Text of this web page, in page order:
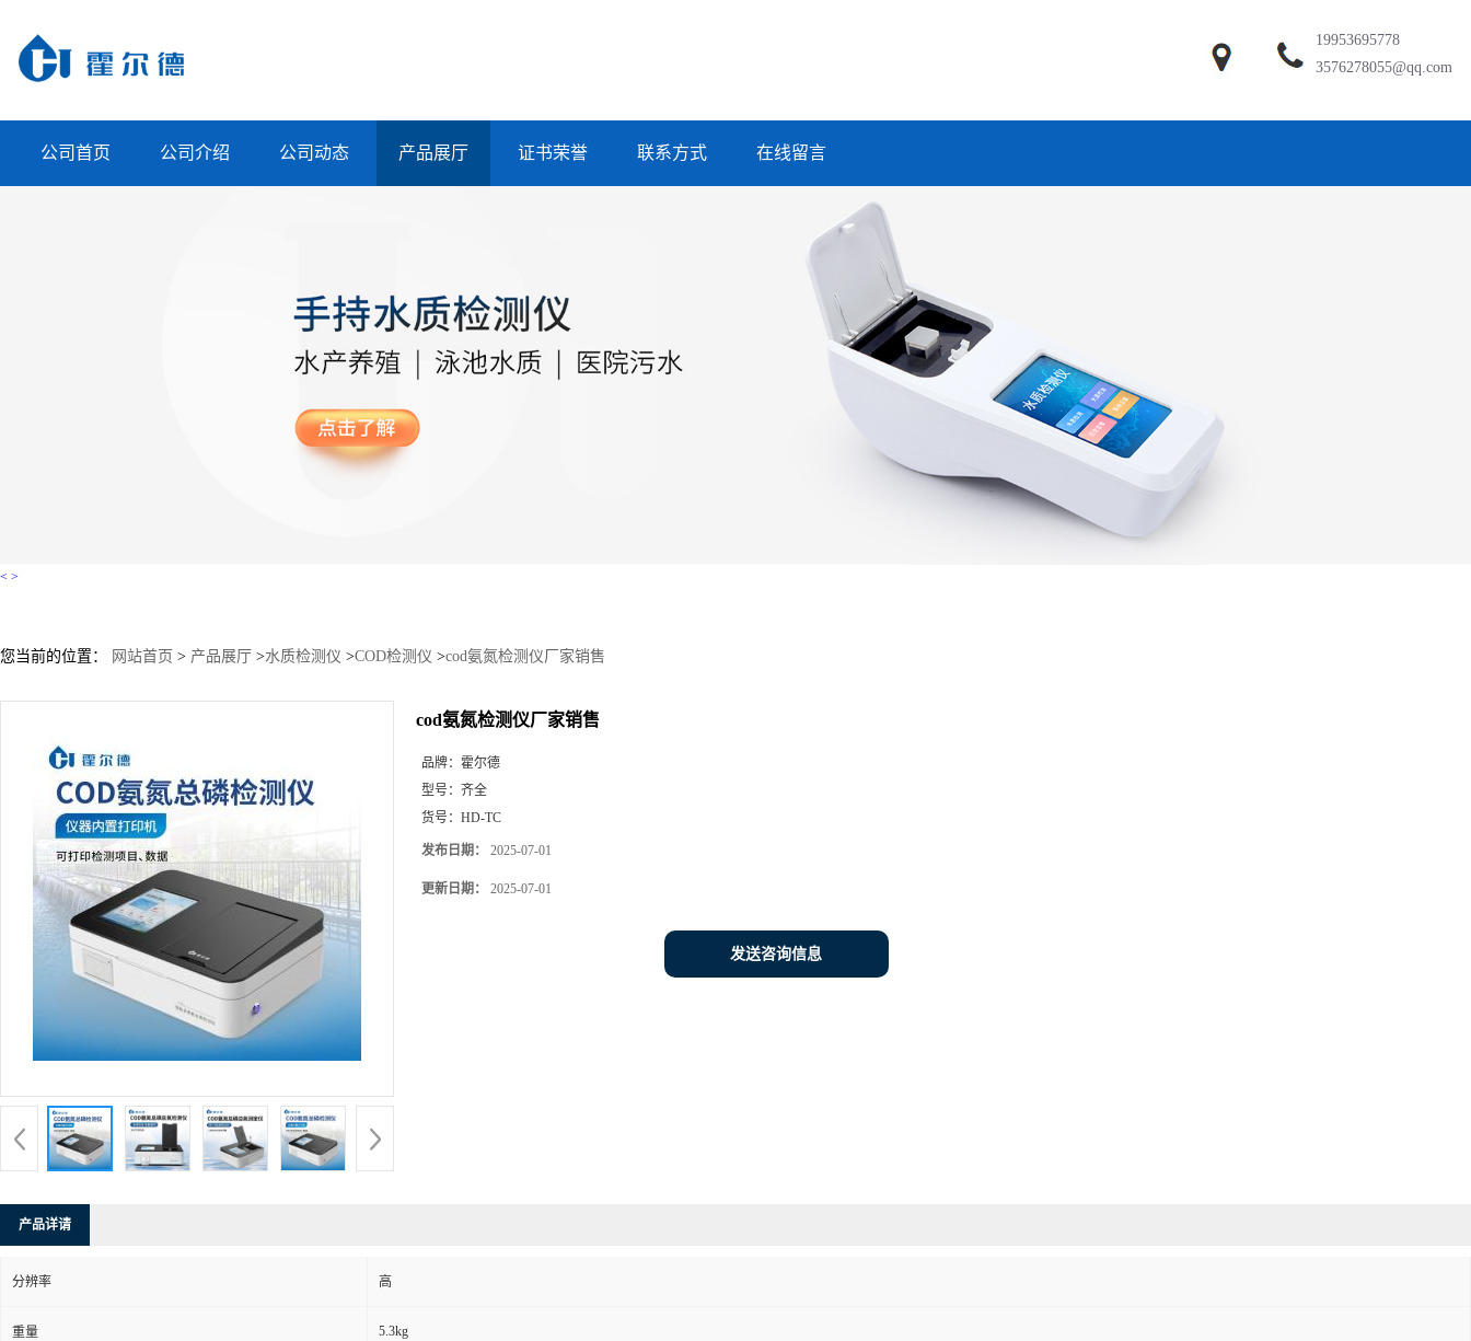
19953695778
3576278055@qq.com
公司首页 公司介绍 公司动态 产品展厅 证书荣誉 联系方式 在线留言
< >
您当前的位置： 网站首页 > 产品展厅 >水质检测仪 >COD检测仪 >cod氨氮检测仪厂家销售
cod氨氮检测仪厂家销售
品牌： 霍尔德
型号： 齐全
货号： HD-TC
发布日期： 2025-07-01
更新日期： 2025-07-01
发送咨询信息
产品详请
分辨率 高
重量 5.3kg